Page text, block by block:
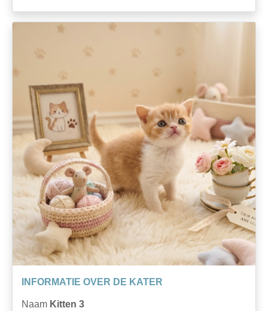
INFORMATIE OVER DE KATER
Naam Kitten 3